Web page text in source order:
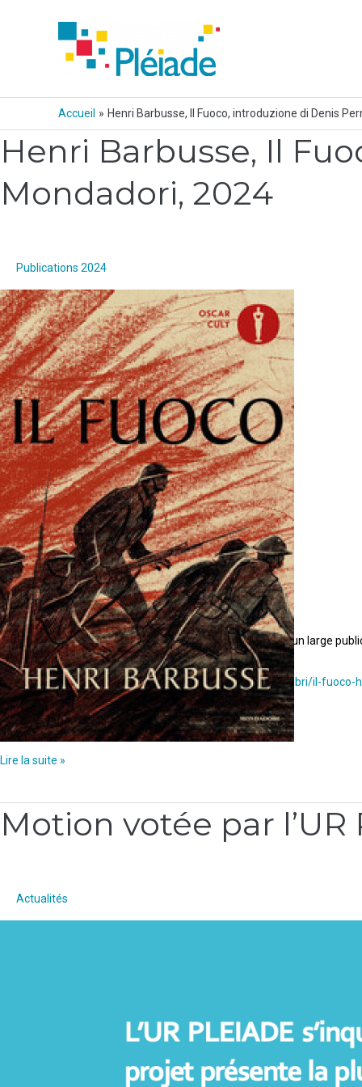
Accueil Henri Barbusse, Il Fuoco, introduzione di Denis
Henri Barbusse, Il
Mondadori, 2024
Publications 2024
Éditeur/trice(s) scientifiques : Denis Pernot
Traduction italienne d’un texte de présentation, destiné à un large
Pour plus d’information :https://www.oscarmondadori.it/libri/il-fuoco-
Henri
Barbusse,
Fuoco,
Denis
Pernot,
Milano,
Mondadori,
2024
Lire la suite »
Motion votée par l’UR
Actualités
Motion
votée
Pléiade
Pagination
d’article